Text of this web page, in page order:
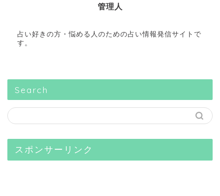
管理人
占い好きの方・悩める人のための占い情報発信サイトで
す。
Search
スポンサーリンク